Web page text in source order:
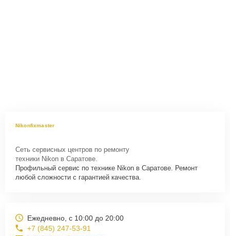
Nikonfixmaster
Сеть сервисных центров по ремонту
техники Nikon в Саратове.
Профильный сервис по технике Nikon в Саратове. Ремонт
любой сложности с гарантией качества.
Ежедневно, с 10:00 до 20:00
+7 (845) 247-53-91